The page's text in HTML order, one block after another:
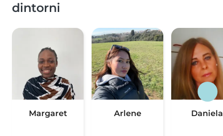
dintorni
Margaret Arlene Daniela